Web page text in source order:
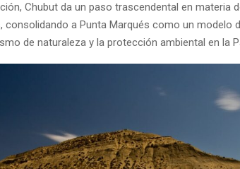
Chubut da un paso trascendental en materia
consolidando a Punta Marqués como un modelo
de naturaleza y la protección ambiental en la